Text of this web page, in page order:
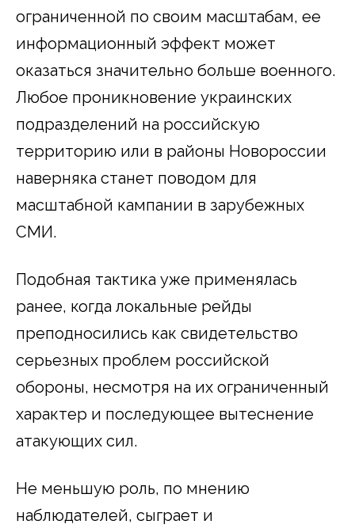
ограниченной по своим масштабам, ее
информационный эффект может
оказаться значительно больше военного.
Любое проникновение украинских
подразделений на российскую
территорию или в районы Новороссии
наверняка станет поводом для
масштабной кампании в зарубежных
СМИ.
Подобная тактика уже применялась
ранее, когда локальные рейды
преподносились как свидетельство
серьезных проблем российской
обороны, несмотря на их ограниченный
характер и последующее вытеснение
атакующих сил.
Не меньшую роль, по мнению
наблюдателей, сыграет и